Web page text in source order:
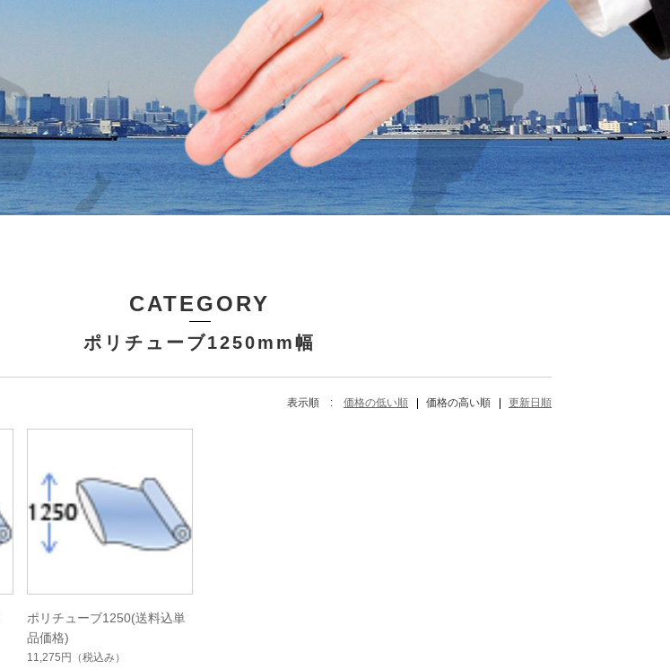
CATEGORY
ポリチューブ1250mm幅
表示順 : 価格の低い順 価格の高い順 更新日順
ポリチューブ1250(送料込単
品価格)
11,275円 （税込み）